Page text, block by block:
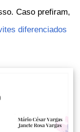
Caso prefiram,
diferenciados